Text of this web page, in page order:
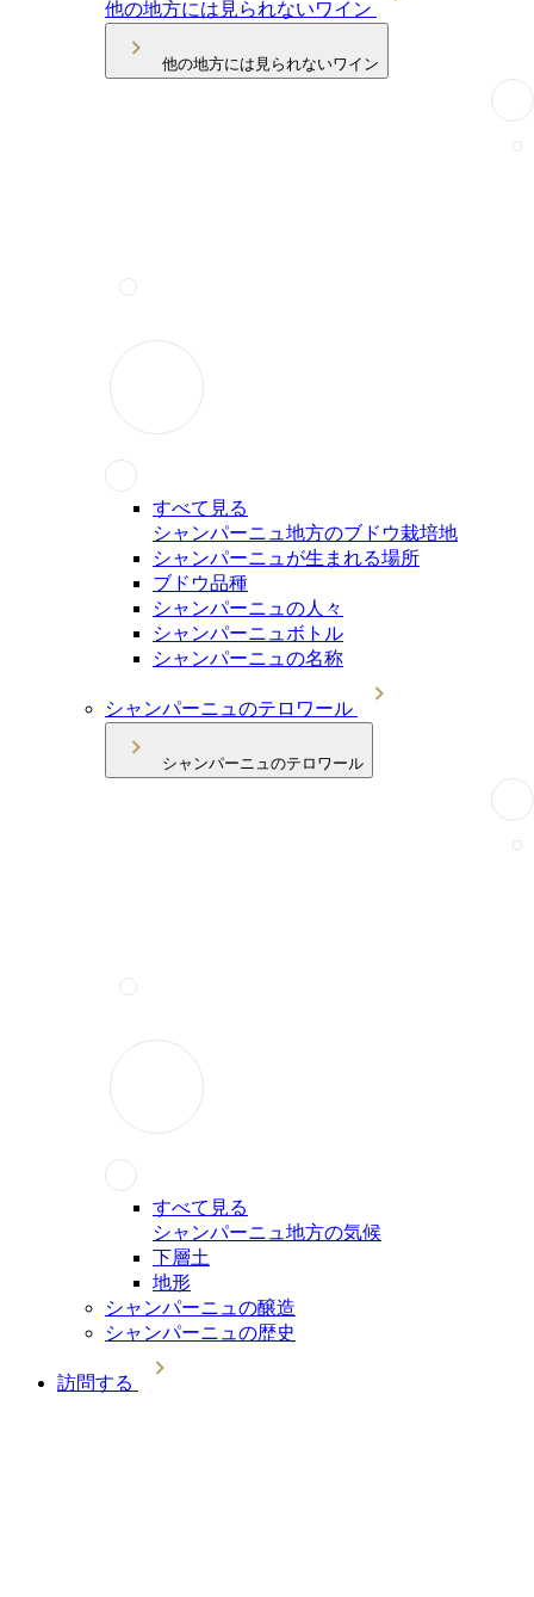
他の地方には見られないワイン
他の地方には見られないワイン
すべて見る
シャンパーニュ地方のブドウ栽培地
シャンパーニュが生まれる場所
ブドウ品種
シャンパーニュの人々
シャンパーニュボトル
シャンパーニュの名称
シャンパーニュのテロワール
シャンパーニュのテロワール
すべて見る
シャンパーニュ地方の気候
下層土
地形
シャンパーニュの醸造
シャンパーニュの歴史
訪問する